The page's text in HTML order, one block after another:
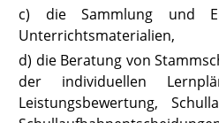
c) die Sammlung und
Unterrichtsmaterialien,
d) die Beratung von
der individuellen
Leistungsbewertung,